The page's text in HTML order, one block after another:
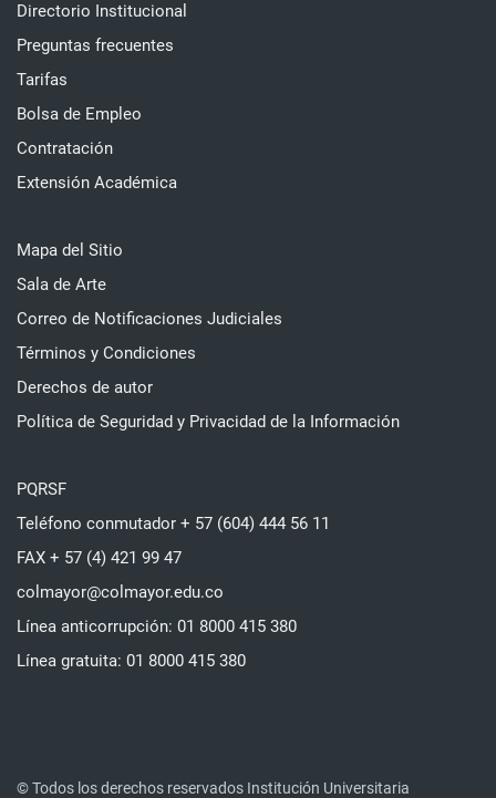
Directorio Institucional
Preguntas frecuentes
Tarifas
Bolsa de Empleo
Contratación
Extensión Académica
Mapa del Sitio
Sala de Arte
Correo de Notificaciones Judiciales
Términos y Condiciones
Derechos de autor
Política de Seguridad y Privacidad de la Información
PQRSF
Teléfono conmutador + 57 (604) 444 56 11
FAX + 57 (4) 421 99 47
colmayor@colmayor.edu.co
Línea anticorrupción: 01 8000 415 380
Línea gratuita: 01 8000 415 380
© Todos los derechos reservados Institución Universitaria